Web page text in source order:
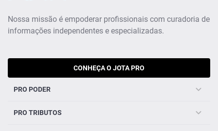
Nossa missão é empoderar profissionais com curadoria de
informações independentes e especializadas.
CONHEÇA O JOTA PRO
PRO PODER
PRO TRIBUTOS